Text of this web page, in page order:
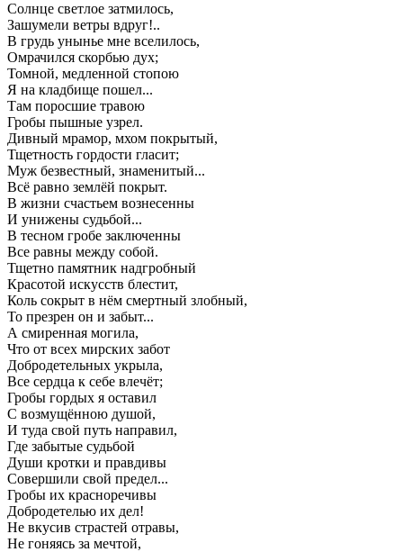
Солнце светлое затмилось,
Зашумели ветры вдруг!..
В грудь унынье мне вселилось,
Омрачился скорбью дух;
Томной, медленной стопою
Я на кладбище пошел...
Там поросшие травою
Гробы пышные узрел.
Дивный мрамор, мхом покрытый,
Тщетность гордости гласит;
Муж безвестный, знаменитый...
Всё равно землёй покрыт.
В жизни счастьем вознесенны
И унижены судьбой...
В тесном гробе заключенны
Все равны между собой.
Тщетно памятник надгробный
Красотой искусств блестит,
Коль сокрыт в нём смертный злобный,
То презрен он и забыт...
А смиренная могила,
Что от всех мирских забот
Добродетельных укрыла,
Все сердца к себе влечёт;
Гробы гордых я оставил
С возмущённою душой,
И туда свой путь направил,
Где забытые судьбой
Души кротки и правдивы
Совершили свой предел...
Гробы их красноречивы
Добродетелью их дел!
Не вкусив страстей отравы,
Не гоняясь за мечтой,